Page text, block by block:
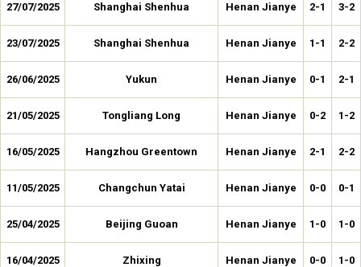
27/07/2025 Shanghai Shenhua Henan Jianye 2-1 3-2
23/07/2025 Shanghai Shenhua Henan Jianye 1-1 2-2
26/06/2025 Yukun Henan Jianye 0-1 2-1
21/05/2025 Tongliang Long Henan Jianye 0-2 1-2
16/05/2025 Hangzhou Greentown Henan Jianye 2-1 2-2
11/05/2025 Changchun Yatai Henan Jianye 0-0 0-1
25/04/2025 Beijing Guoan Henan Jianye 1-0 1-0
16/04/2025 Zhixing Henan Jianye 0-0 1-0